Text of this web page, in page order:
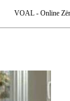
VOAL - Online